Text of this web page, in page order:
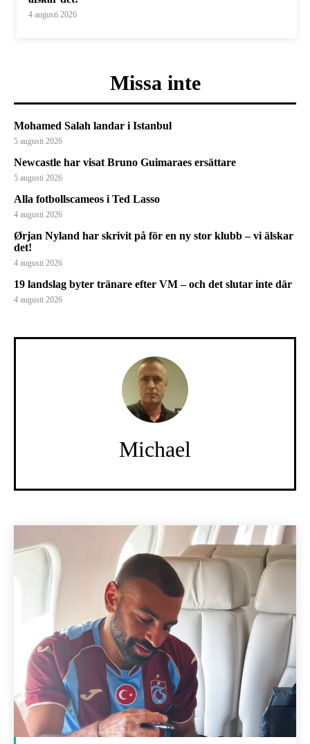
4 augusti 2026
Missa inte
Mohamed Salah landar i Istanbul
5 augusti 2026
Newcastle har visat Bruno Guimaraes ersättare
5 augusti 2026
Alla fotbollscameos i Ted Lasso
4 augusti 2026
Ørjan Nyland har skrivit på för en ny stor klubb – vi älskar
det!
4 augusti 2026
19 landslag byter tränare efter VM – och det slutar inte där
4 augusti 2026
Michael